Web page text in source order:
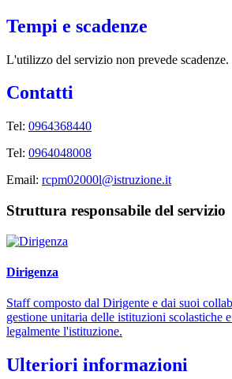
Tempi e scadenze
L'utilizzo del servizio non prevede scadenze.
Contatti
Tel: 0964368440
Tel: 0964048008
Email: rcpm02000l@istruzione.it
Struttura responsabile del servizio
Dirigenza
Staff composto dal Dirigente e dai suoi
gestione unitaria delle istituzioni scolastiche
legalmente l'istituzione.
Ulteriori informazioni